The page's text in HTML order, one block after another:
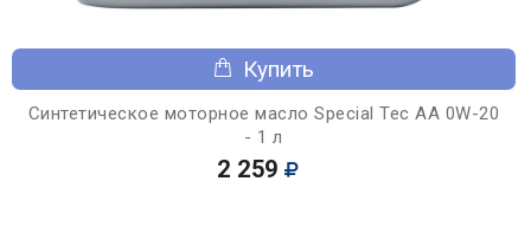
Купить
Синтетическое моторное масло Special Tec AA 0W-20
- 1 л
2 259